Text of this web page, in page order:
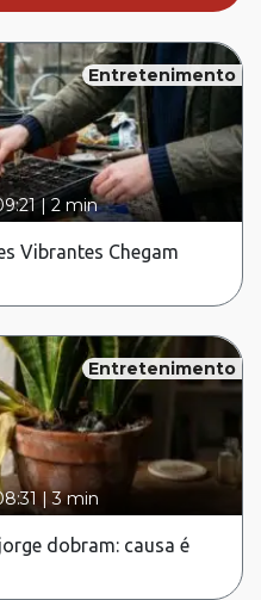
Entretenimento
|2 min
Vibrantes Chegam
Entretenimento
|3 min
dobram: causa é